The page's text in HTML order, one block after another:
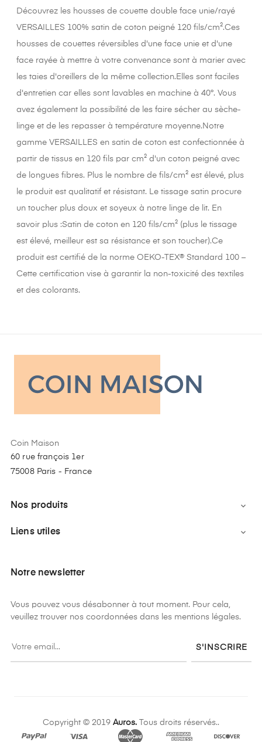
Découvrez les housses de couette double face unie/rayé
VERSAILLES 100% satin de coton peigné 120 fils/cm².Ces
housses de couettes réversibles d'une face unie et d'une
face rayée à mettre à votre convenance sont à marier avec
les taies d'oreillers de la même collection.Elles sont faciles
d'entretien car elles sont lavables en machine à 40°. Vous
avez également la possibilité de les faire sécher au sèche-
linge et de les repasser à température moyenne.Notre
gamme VERSAILLES en satin de coton est confectionnée à
partir de tissus en 120 fils par cm² d'un coton peigné avec
de longues fibres. Plus le nombre de fils/cm² est élevé, plus
le produit est qualitatif et résistant. Le tissage satin procure
un toucher plus doux et soyeux à notre linge de lit. En
savoir plus :Satin de coton en 120 fils/cm² (plus le tissage
est élevé, meilleur est sa résistance et son toucher).Ce
produit est certifié de la norme OEKO-TEX® Standard 100 –
Cette certification vise à garantir la non-toxicité des textiles
et des colorants.
Coin Maison
60 rue françois 1er
75008 Paris - France
Nos produits 
Liens utiles 
Notre newsletter
Vous pouvez vous désabonner à tout moment. Pour cela,
veuillez trouver nos coordonnées dans les mentions légales.
S'INSCRIRE
Copyright © 2019 Auros. Tous droits réservés..